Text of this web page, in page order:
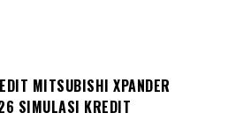
MITSUBISHI XPANDER
SIMULASI KREDIT